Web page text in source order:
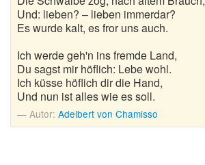
Schöne Gedichte
Sommergedichte
Taufgedichte
Trauergedichte
Traurige Gedichte
Und: lieben? – lieben immerdar?
Es wurde kalt, es fror uns auch.
Ich werde geh'n ins fremde Land,
Du sagst mir höflich: Lebe wohl.
Ich küsse höflich dir die Hand,
Und nun ist alles wie es soll.
Autor: Adelbert von Chamisso